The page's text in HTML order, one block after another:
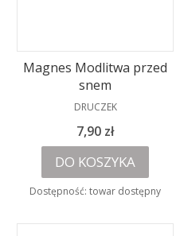
Magnes Modlitwa przed
snem
PRODUCENT
DRUCZEK
Cena
7,90 zł
DO KOSZYKA
Dostępność: towar dostępny